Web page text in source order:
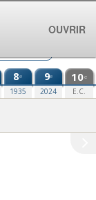
8e
1935
9e
2024
10e
E.C.
OUVRIR